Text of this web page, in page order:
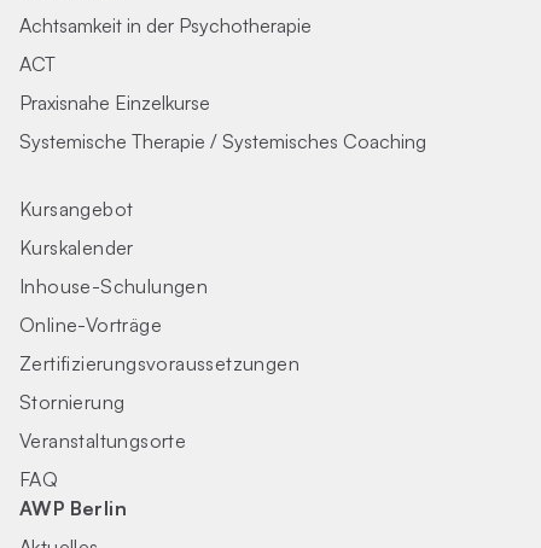
Achtsamkeit in der Psychotherapie
ACT
Praxisnahe Einzelkurse
Systemische Therapie / Systemisches Coaching
Kursangebot
Kurskalender
Inhouse-Schulungen
Online-Vorträge
Zertifizierungs­voraus­setzungen
Stornierung
Veranstaltungsorte
FAQ
AWP Berlin